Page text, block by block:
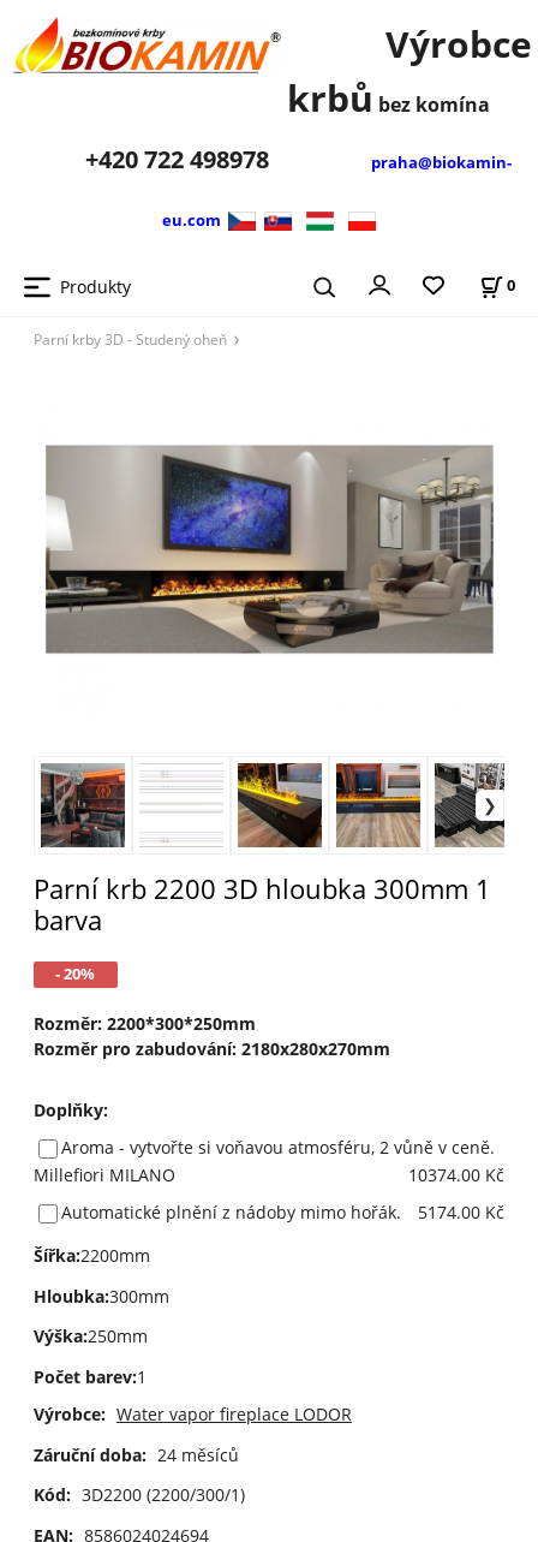
Výrobce
krbů bez komína
+420722 498978 praha@biokamin-
eu.com
Produkty 0
Parní krby 3D - Studený oheň
Parní krb 2200 3D hloubka 300mm 1
barva
- 20%
Rozměr: 2200*300*250mm
Rozměr pro zabudování: 2180x280x270mm
Doplňky:
Aroma - vytvořte si voňavou atmosféru, 2 vůně v ceně.
Millefiori MILANO
10374.00 Kč
Automatické plnění z nádoby mimo hořák.
5174.00 Kč
Šířka:2200mm
Hloubka:300mm
Výška:250mm
Počet barev:1
Výrobce: Water vapor fireplace LODOR
Záruční doba: 24 měsíců
Kód: 3D2200 (2200/300/1)
EAN: 8586024024694